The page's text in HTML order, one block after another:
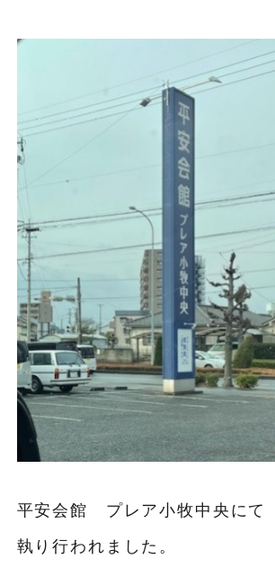
平安会館 プレア小牧中央に
執り行われました。